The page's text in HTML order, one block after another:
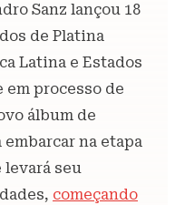
Sanz lançou 18
de Platina
Latina e Estados
em processo de
álbum de
na etapa
levará seu
começando